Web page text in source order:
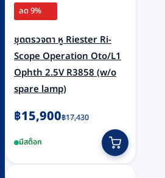
ลด 9%
ชุดตรวจตา หู Riester Ri-
Scope Operation Oto/L1
Ophth 2.5V R3858 (w/o
spare lamp)
฿17,430
Original
was:
฿17,430.
฿15,900
Current
is:
฿15,900.
มีสต็อก